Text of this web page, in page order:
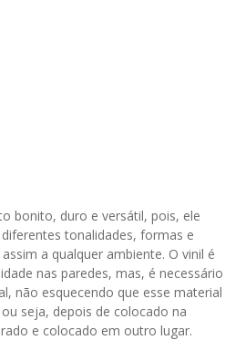
bonito, duro e versátil, pois, ele
tonalidades, formas e
a qualquer ambiente. O vinil é
nas paredes, mas, é necessário
não esquecendo que esse material
seja, depois de colocado na
e colocado em outro lugar.